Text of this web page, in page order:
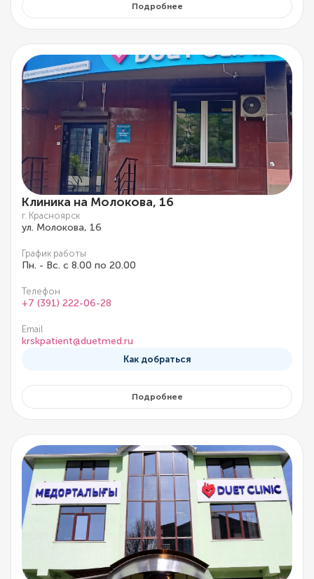
Подробнее
Клиника на Молокова, 16
г. Красноярск
ул. Молокова, 16
График работы
Пн. - Вс. с 8.00 по 20.00
Телефон
+7 (391) 222-06-28
Email
krskpatient@duetmed.ru
Как добраться
Подробнее